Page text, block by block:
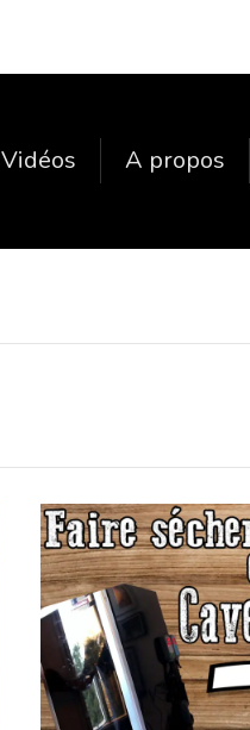
Vidéos A propos